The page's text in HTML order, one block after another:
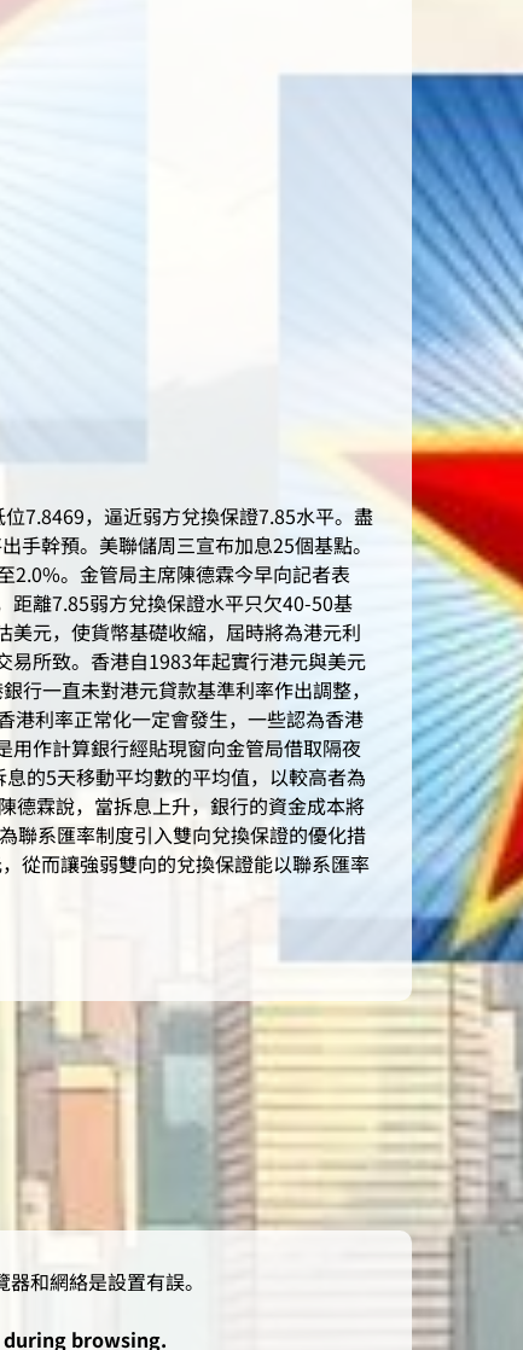
7.8469，逼近弱方兌換保證7.85水平。盡
幹預。美聯儲周三宣布加息25個基點。
2.0%。金管局主席陳德霖今早向記者表
距離7.85弱方兌換保證水平只欠40-50基
元，使貨幣基礎收縮，屆時將為港元利
所致。香港自1983年起實行港元與美元
行一直未對港元貸款基準利率作出調整，
港利率正常化一定會發生，一些認為香港
作計算銀行經貼現窗向金管局借取隔夜
的5天移動平均數的平均值，以較高者為
德霖說，當拆息上升，銀行的資金成本將
聯系匯率制度引入雙向兌換保證的優化措
從而讓強弱雙向的兌換保證能以聯系匯率
browsing.